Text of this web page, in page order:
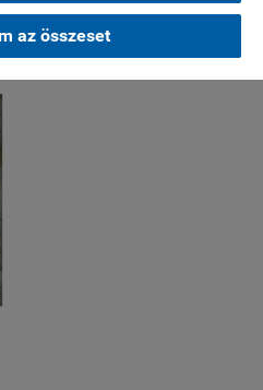
az összeset